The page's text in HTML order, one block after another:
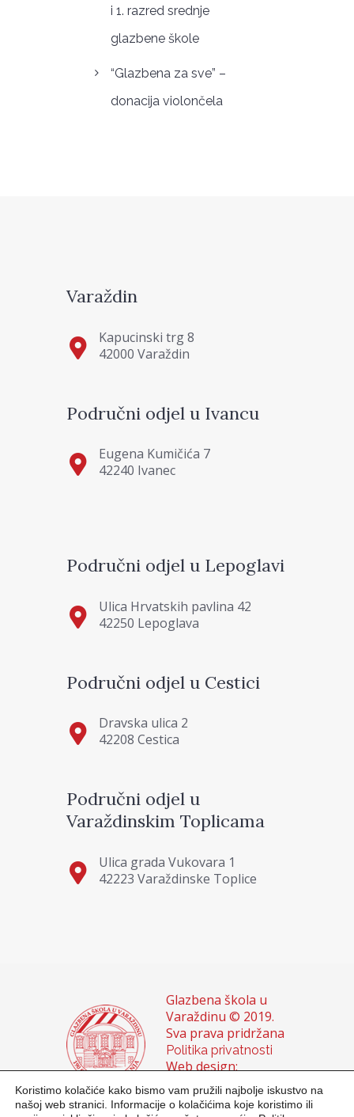
i 1. razred srednje
glazbene škole
“Glazbena za sve” –
donacija violončela
Varaždin
Kapucinski trg 8
42000 Varaždin
Područni odjel u Ivancu
Eugena Kumičića 7
42240 Ivanec
Područni odjel u Lepoglavi
Ulica Hrvatskih pavlina 42
42250 Lepoglava
Područni odjel u Cestici
Dravska ulica 2
42208 Cestica
Područni odjel u
Varaždinskim Toplicama
Ulica grada Vukovara 1
42223 Varaždinske Toplice
Glazbena škola u
Varaždinu © 2019.
Sva prava pridržana
Politika privatnosti
Web design:
Domagoj Sigur &
Sanja Buhin
Koristimo kolačiće kako bismo vam pružili najbolje iskustvo na
našoj web stranici. Informacije o kolačićima koje koristimo ili